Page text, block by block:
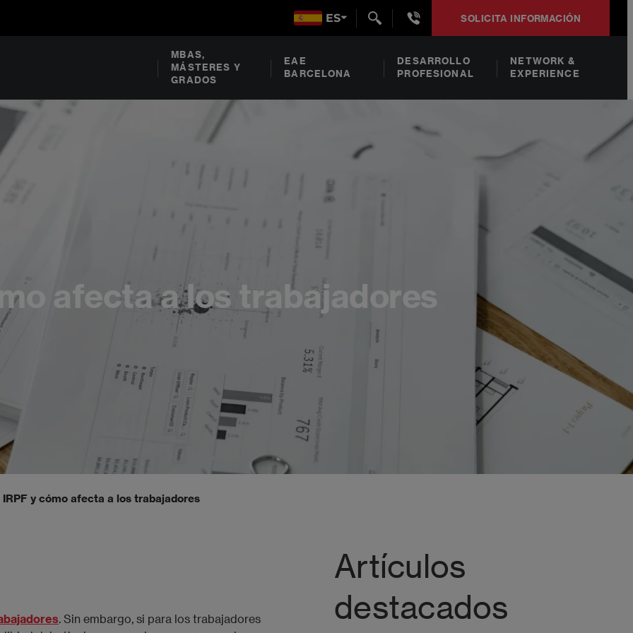
ES +34932492938SOLICITA INFORMACIÓN
MBAS,
MÁSTERES Y
GRADOS
EAE
BARCELONA
DESARROLLO
PROFESIONAL
NETWORK &
EXPERIENCE
afecta a los trabajadores
IRPF y cómo afecta a los trabajadores
. Sin embargo, si para los trabajadores
Artículos
destacados